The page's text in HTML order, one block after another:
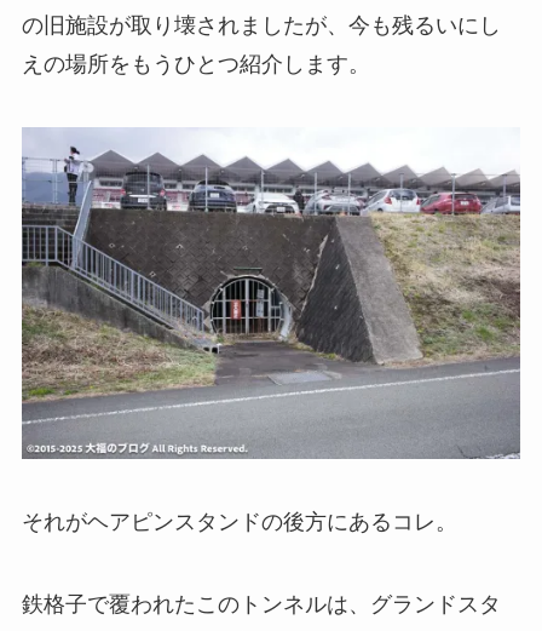
の旧施設が取り壊されましたが、今も残るいにし
えの場所をもうひとつ紹介します。
それがヘアピンスタンドの後方にあるコレ。
鉄格子で覆われたこのトンネルは、グランドスタ